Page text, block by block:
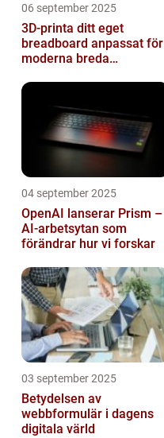
06 september 2025
3D-printa ditt eget
breadboard anpassat för
moderna breda
04 september 2025
OpenAI lanserar Prism –
AI-arbetsytan som
förändrar hur vi forskar
03 september 2025
Betydelsen av
webbformulär i dagens
digitala värld